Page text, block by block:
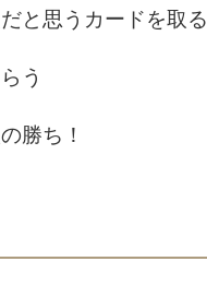
と思うカードを取る
う
勝ち！